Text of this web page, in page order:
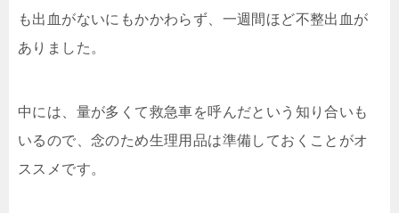
も出血がないにもかかわらず、一週間ほど不整出血が
ありました。
中には、量が多くて救急車を呼んだという知り合いも
いるので、念のため生理用品は準備しておくことがオ
ススメです。